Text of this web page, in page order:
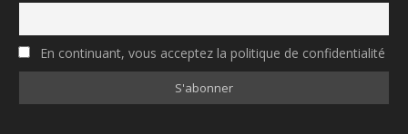
En continuant, vous acceptez la politique de confidentialité